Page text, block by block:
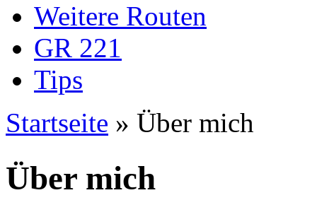
Weitere Routen
GR 221
Tips
Sie sind hier
Startseite » Über mich
Über mich